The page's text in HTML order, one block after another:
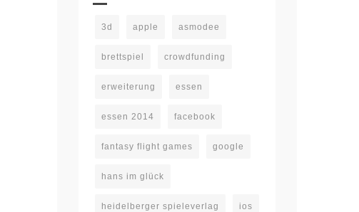
3d apple asmodee
brettspiel crowdfunding
erweiterung essen
essen 2014 facebook
fantasy flight games google
hans im glück
heidelberger spieleverlag ios